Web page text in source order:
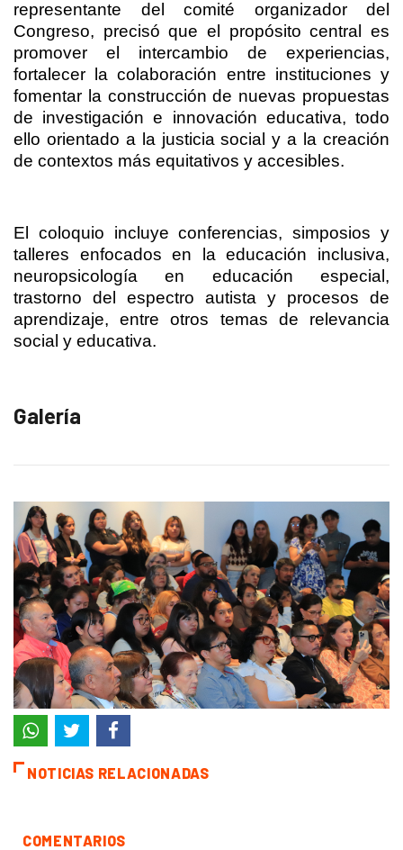
representante del comité organizador del
Congreso, precisó que el propósito central es
promover el intercambio de experiencias,
fortalecer la colaboración entre instituciones y
fomentar la construcción de nuevas propuestas
de investigación e innovación educativa, todo
ello orientado a la justicia social y a la creación
de contextos más equitativos y accesibles.
El coloquio incluye conferencias, simposios y
talleres enfocados en la educación inclusiva,
neuropsicología en educación especial,
trastorno del espectro autista y procesos de
aprendizaje, entre otros temas de relevancia
social y educativa.
Galería
NOTICIAS RELACIONADAS
COMENTARIOS